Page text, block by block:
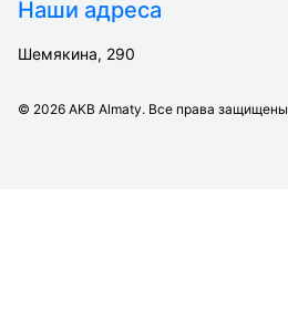
Наши адреса
Шемякина, 290
© 2026 AKB Almaty. Все права защищены